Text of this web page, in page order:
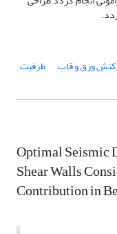
ورق و قاب ظرفیت
Optimal Seismic
Shear Walls
Contribution in